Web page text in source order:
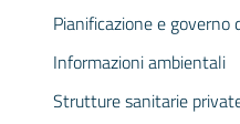
Pianificazione e governo
Informazioni ambientali
Strutture sanitarie